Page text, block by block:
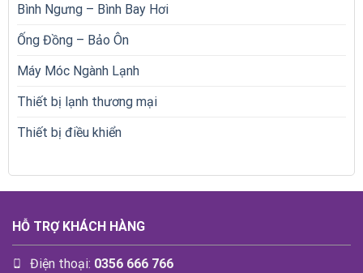
Bình Ngưng – Bình Bay Hơi
Ống Đồng – Bảo Ôn
Máy Móc Ngành Lạnh
Thiết bị lạnh thương mại
Thiết bị điều khiển
HỖ TRỢ KHÁCH HÀNG
Điện thoại: 0356 666 766